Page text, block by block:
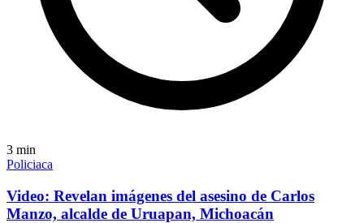
3 min
Policiaca
Video: Revelan imágenes del asesino de Carlos
Manzo, alcalde de Uruapan, Michoacán